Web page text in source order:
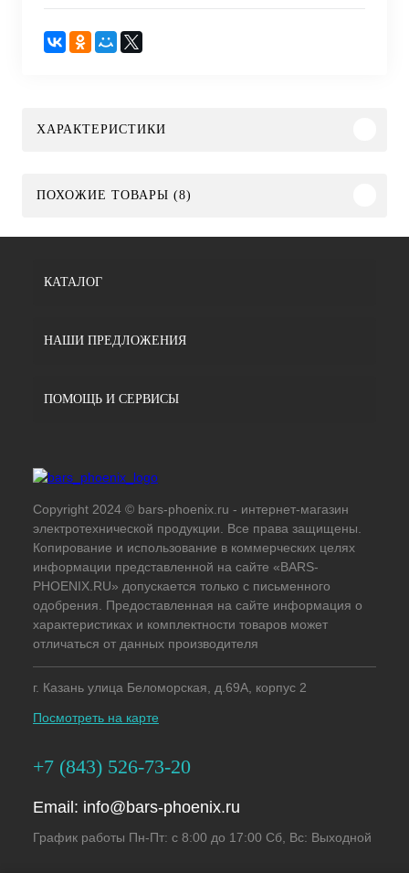
ХАРАКТЕРИСТИКИ
ПОХОЖИЕ ТОВАРЫ (8)
КАТАЛОГ
НАШИ ПРЕДЛОЖЕНИЯ
ПОМОЩЬ И СЕРВИСЫ
Copyright 2024 © bars-phoenix.ru - интернет-магазин
электротехнической продукции. Все права защищены.
Копирование и использование в коммерческих целях
информации представленной на сайте «BARS-
PHOENIX.RU» допускается только с письменного
одобрения. Предоставленная на сайте информация о
характеристиках и комплектности товаров может
отличаться от данных производителя
г. Казань улица Беломорская, д.69А, корпус 2
Посмотреть на карте
+7 (843) 526-73-20
Email: info@bars-phoenix.ru
График работы Пн-Пт: с 8:00 до 17:00 Сб, Вс: Выходной